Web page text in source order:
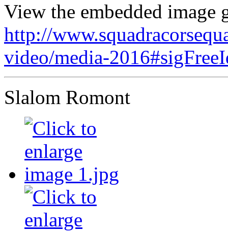
View the embedded image
http://
video/media-
Slalom Romont